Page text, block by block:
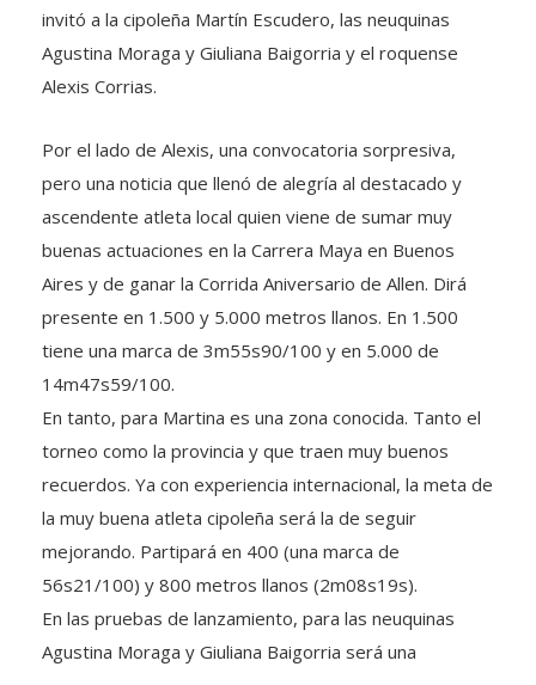
invitó a la cipoleña Martín Escudero, las neuquinas
Agustina Moraga y Giuliana Baigorria y el roquense
Alexis Corrias.
Por el lado de Alexis, una convocatoria sorpresiva,
pero una noticia que llenó de alegría al destacado y
ascendente atleta local quien viene de sumar muy
buenas actuaciones en la Carrera Maya en Buenos
Aires y de ganar la Corrida Aniversario de Allen. Dirá
presente en 1.500 y 5.000 metros llanos. En 1.500
tiene una marca de 3m55s90/100 y en 5.000 de
14m47s59/100.
En tanto, para Martina es una zona conocida. Tanto el
torneo como la provincia y que traen muy buenos
recuerdos. Ya con experiencia internacional, la meta de
la muy buena atleta cipoleña será la de seguir
mejorando. Partipará en 400 (una marca de
56s21/100) y 800 metros llanos (2m08s19s).
En las pruebas de lanzamiento, para las neuquinas
Agustina Moraga y Giuliana Baigorria será una